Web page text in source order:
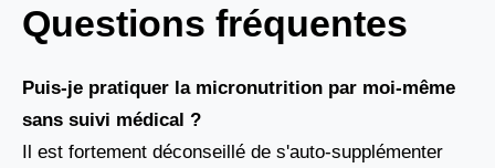
Questions fréquentes
Puis-je pratiquer la micronutrition par moi-même
sans suivi médical ?
Il est fortement déconseillé de s'auto-supplémenter